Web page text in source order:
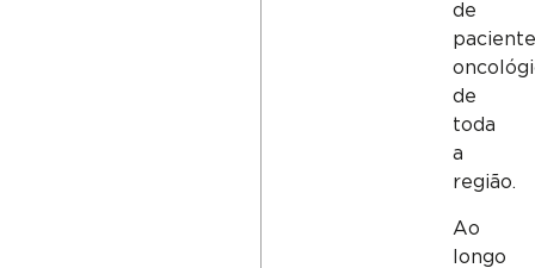
de
de
toda
a
região.
Ao
longo